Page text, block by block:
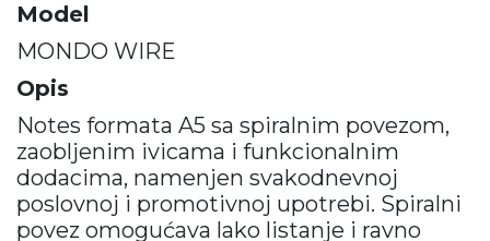
Model
MONDO WIRE
Opis
Notes formata A5 sa spiralnim povezom,
zaobljenim ivicama i funkcionalnim
dodacima, namenjen svakodnevnoj
poslovnoj i promotivnoj upotrebi. Spiralni
povez omogućava lako listanje i ravno